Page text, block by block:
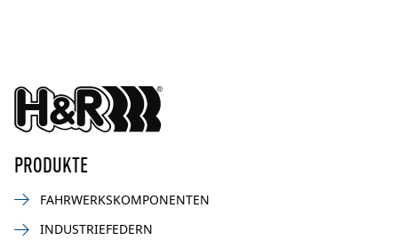
PRODUKTE
FAHRWERKSKOMPONENTEN
INDUSTRIEFEDERN